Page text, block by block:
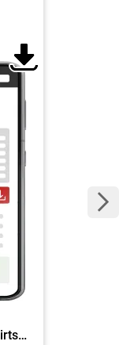
Buchner weekly - Politik/ Wirtschaft